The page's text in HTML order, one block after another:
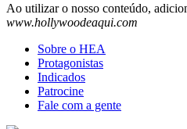
Ao utilizar o nosso conteúdo,
www.hollywoodeaqui.com
Sobre o HEA
Protagonistas
Indicados
Patrocine
Fale com a gente